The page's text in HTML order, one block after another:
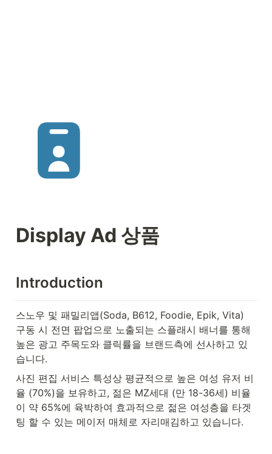
Display Ad 상품
Introduction
스노우 및 패밀리앱(Soda, B612, Foodie, Epik, Vita)
구동 시 전면 팝업으로 노출되는 스플래시 배너를 통해
높은 광고 주목도와 클릭률을 브랜드측에 선사하고 있
습니다.
사진 편집 서비스 특성상 평균적으로 높은 여성 유저 비
율 (70%)을 보유하고, 젊은 MZ세대 (만 18-36세) 비율
이 약 65%에 육박하여 효과적으로 젊은 여성층을 타겟
팅 할 수 있는 메이저 매체로 자리매김하고 있습니다.